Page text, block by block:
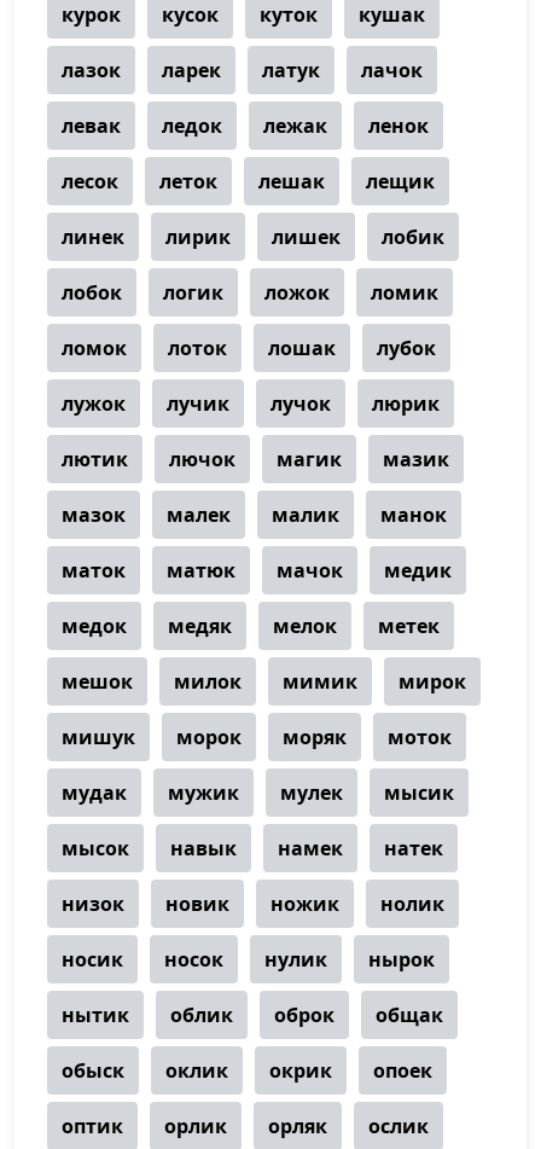
курок кусок куток кушак
лазок ларек латук лачок
левак ледок лежак ленок
лесок леток лешак лещик
линек лирик лишек лобик
лобок логик ложок ломик
ломок лоток лошак лубок
лужок лучик лучок люрик
лютик лючок магик мазик
мазок малек малик манок
маток матюк мачок медик
медок медяк мелок метек
мешок милок мимик мирок
мишук морок моряк моток
мудак мужик мулек мысик
мысок навык намек натек
низок новик ножик нолик
носик носок нулик нырок
нытик облик оброк общак
обыск оклик окрик опоек
оптик орлик орляк ослик